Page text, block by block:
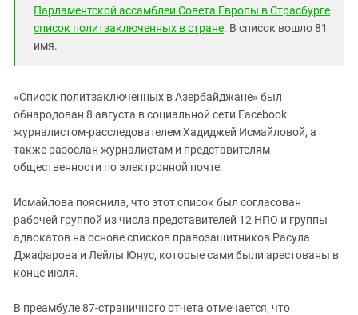
Парламентской ассамблеи Совета Европы в Страсбурге
список политзаключенных в стране. В список вошло 81
имя.
«Список политзаключенных в Азербайджане» был
обнародован 8 августа в социальной сети Facebook
журналистом-расследователем Хадиджей Исмайловой, а
также разослан журналистам и представителям
общественности по электронной почте.
Исмайлова пояснила, что этот список был согласован
рабочей группой из числа представителей 12 НПО и группы
адвокатов на основе списков правозащитников Расула
Джафарова и Лейлы Юнус, которые сами были арестованы в
конце июля.
В преамбуле 87-страничного отчета отмечается, что